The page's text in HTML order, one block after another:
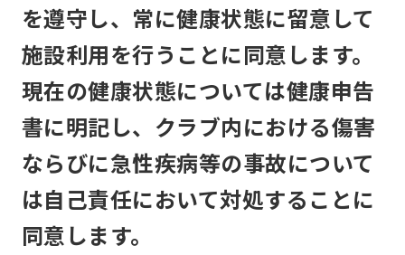
メンバーは、自己の責任と危険負担に
おいて、他のメンバーと協調して、本
クラブの施設を利用するものとしま
す。
本クラブは、メンバーが本クラブの施
設利用中に生じた盗難、怪我その他の
事故について、本クラブの責に帰すべ
き事由がない限り、責任は負いませ
を遵守し、常に健康状態に留意して
施設利用を行うことに同意します。
現在の健康状態については健康申告
書に明記し、クラブ内における傷害
ならびに急性疾病等の事故について
は自己責任において対処することに
同意します。